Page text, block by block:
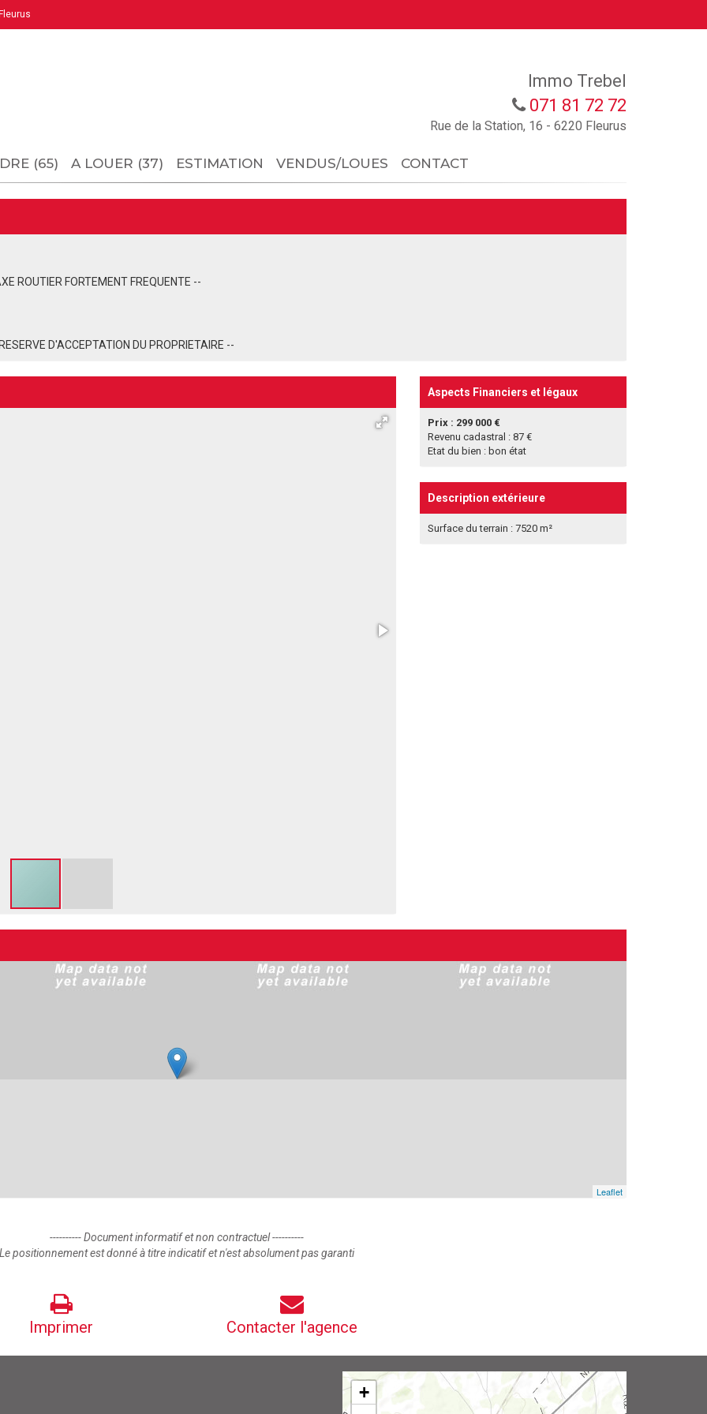
Immo Trebel
071 81 72 72
Rue de la Station, 16 - 6220 Fleurus
(65) A LOUER (37) ESTIMATION VENDUS/LOUES CONTACT
ROUTIER FORTEMENT FREQUENTE --
D'ACCEPTATION DU PROPRIETAIRE --
Aspects Financiers et légaux
Prix : 299 000 €
Revenu cadastral : 87 €
Etat du bien : bon état
Description extérieure
Surface du terrain : 7520 m²
Leaflet
---------- Document informatif et non contractuel ----------
Le positionnement est donné à titre indicatif et n'est absolument pas garanti
Imprimer Contacter l'agence
+